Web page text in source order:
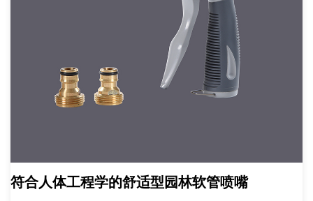
符合人体工程学的舒适型园林软管喷嘴